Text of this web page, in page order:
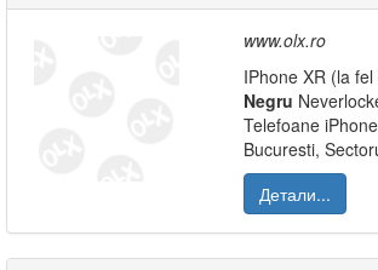
www.olx.ro
IPhone XR (la
Negru
Telefoane
Bucuresti,
Детали...